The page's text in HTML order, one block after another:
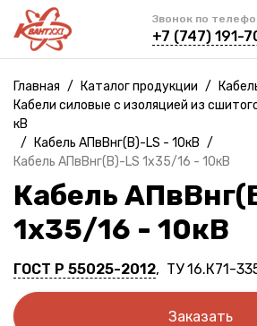
Звонок по
+7 (747) 191-
Главная / Каталог продукции /
Кабели силовые с изоляцией из
кВ
/
Кабель АПвВнг(B)-LS - 10кВ /
Кабель АПвВнг(B)-LS 1х35/16 - 10кВ
Кабель
1х35/16 - 10кВ
ГОСТ Р 55025-2012, ТУ 16.К71-
Заказать